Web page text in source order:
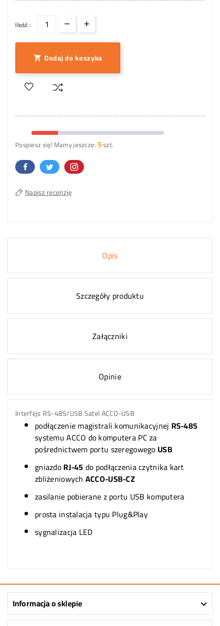
Ilość :
 Dodaj do koszyka
Pospiesz się! Mamy jeszcze: 5szt.
Napisz recenzję
Opis
Szczegóły produktu
Załączniki
Opinie
Interfejs RS-485/USB Satel ACCO-USB
podłączenie magistrali komunikacyjnej RS-485
systemu ACCO do komputera PC za
pośrednictwem portu szeregowego USB
gniazdoRJ-45do podłączenia czytnika kart
zbliżeniowych ACCO-USB-CZ
zasilanie pobierane z portu USB komputera
prosta instalacja typu Plug&Play
sygnalizacja LED
Informacja o sklepie 